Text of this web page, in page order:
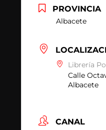
PROVINCIA
Albacete
Librería
Calle
Albacete
CANAL